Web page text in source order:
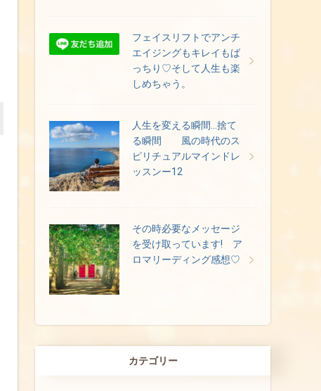
フェイスリフトでアンチ
エイジングもキレイもば
っちり♡そして人生も楽
しめちゃう。
人生を変える瞬間…捨て
る瞬間 風の時代のス
ピリチュアルマインドレ
ッスンー12
その時必要なメッセージ
を受け取っています! ア
ロマリーディング感想♡
カテゴリー